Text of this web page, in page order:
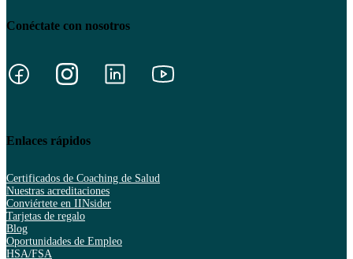
Conéctate con nosotros
Enlaces rápidos
Certificados de Coaching de Salud
Nuestras acreditaciones
Conviértete en IINsider
Tarjetas de regalo
Blog
Oportunidades de Empleo
HSA/FSA